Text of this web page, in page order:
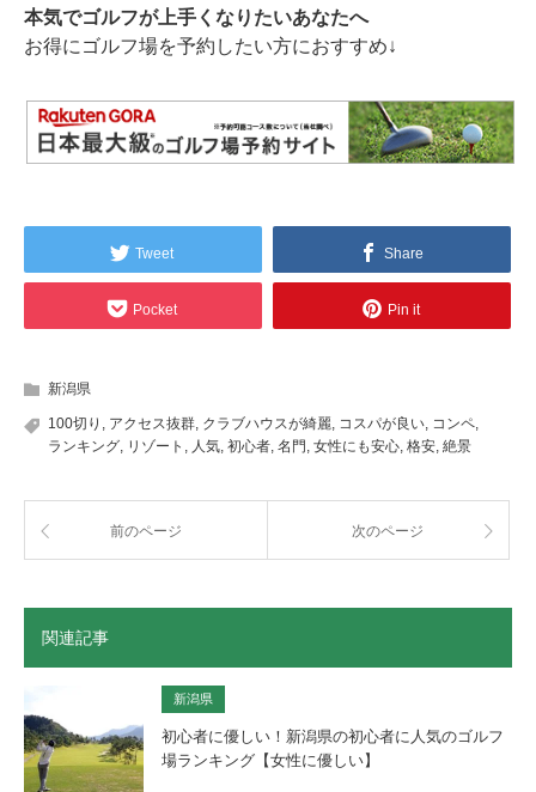
本気でゴルフが上手くなりたいあなたへ
お得にゴルフ場を予約したい方におすすめ↓
Tweet Share
Pocket Pin it
新潟県
100切り アクセス抜群 クラブハウスが綺麗 コスパが良い コンペ
ランキング リゾート 人気 初心者 名門 女性にも安心 格安 絶景
前のページ 次のページ
関連記事
新潟県
初心者に優しい！新潟県の初心者に人気のゴルフ
場ランキング【女性に優しい】